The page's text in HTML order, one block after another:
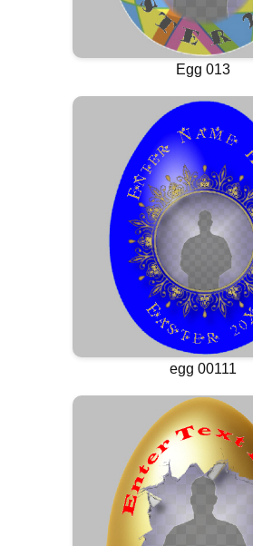
Egg 013
egg 00111